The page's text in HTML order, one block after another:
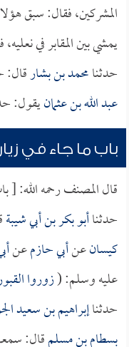
المشركين، فقال: سبق
يمشي بين المقابر في
حدثنامحمد بن بشارقال:
عبد الله بن عثمانيقول:
باب ما جاء في
قال المصنف رحمه الله: [
حدثناأبو بكر بن أبي شيبة
كيسانعنأبي حازمعن
عليه وسلم: (زوروا
حدثناإبراهيم بن سعيد
بسطام بن مسلمقال: